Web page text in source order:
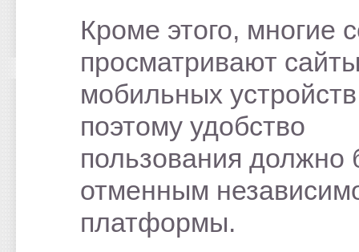
Кроме этого, многие
просматривают
мобильных
поэтому удобство
пользования должно
отменным
платформы.